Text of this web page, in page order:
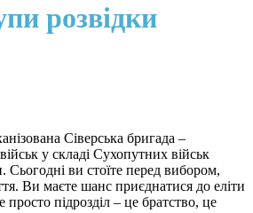
розвідки
Сіверська бригада –
у складі Сухопутних військ
ви стоїте перед вибором,
Ви маєте шанс приєднатися до еліти
просто підрозділ – це братство, це